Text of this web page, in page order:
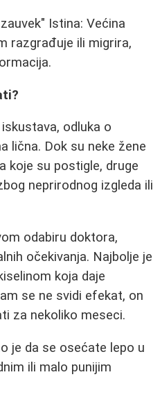
Istina: Većina
razgrađuje ili migrira,
odluka o
lična. Dok su neke žene
koje su postigle, druge
neprirodnog izgleda ili
odabiru doktora,
očekivanja. Najbolje je
koja daje
se ne svidi efekat, on
za nekoliko meseci.
je da se osećate lepo u
ili malo punijim